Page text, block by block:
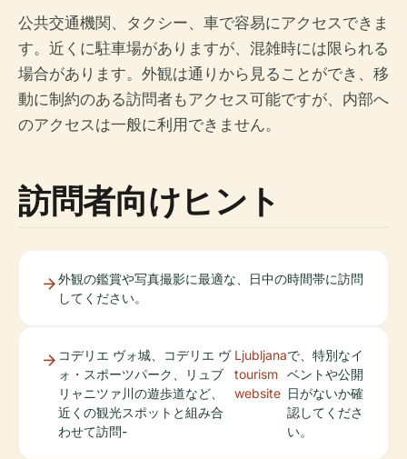
公共交通機関、タクシー、車で容易にアクセスできま
す。近くに駐車場がありますが、混雑時には限られる
場合があります。外観は通りから見ることができ、移
動に制約のある訪問者もアクセス可能ですが、内部へ
のアクセスは一般に利用できません。
訪問者向けヒント
外観の鑑賞や写真撮影に最適な、日中の時間帯に訪問
してください。
コデリエ ヴォ城、コデリエ ヴ
ォ・スポーツパーク、リュブ
リャニツァ川の遊歩道など、
近くの観光スポットと組み合
わせて訪問-
Ljubljana
tourism
website
で、特別なイ
ベントや公開
日がないか確
認してくださ
い。